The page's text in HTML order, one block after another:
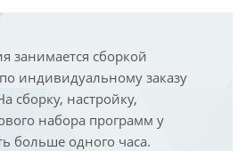
занимается сборкой
индивидуальному заказу
сборку, настройку,
набора программ у
больше одного часа.